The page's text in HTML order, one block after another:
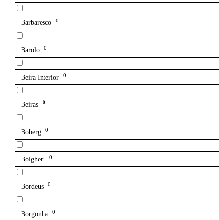
Barbaresco 0
Barolo 0
Beira Interior 0
Beiras 0
Boberg 0
Bolgheri 0
Bordeus 0
Borgonha 0